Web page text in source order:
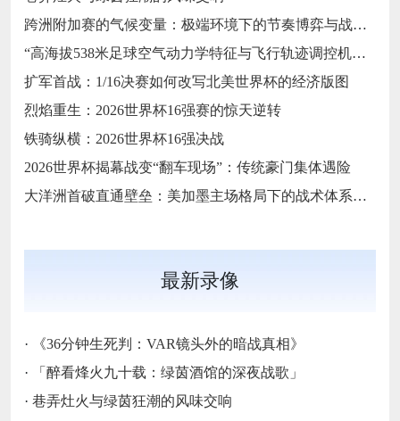
跨洲附加赛的气候变量：极端环境下的节奏博弈与战术自适应
“高海拔538米足球空气动力学特征与飞行轨迹调控机制——以2026世界杯BBVA球场为实证场景”
扩军首战：1/16决赛如何改写北美世界杯的经济版图
烈焰重生：2026世界杯16强赛的惊天逆转
铁骑纵横：2026世界杯16强决战
2026世界杯揭幕战变“翻车现场”：传统豪门集体遇险
大洋洲首破直通壁垒：美加墨主场格局下的战术体系重构
最新录像
·
《36分钟生死判：VAR镜头外的暗战真相》
·
「醉看烽火九十载：绿茵酒馆的深夜战歌」
· 巷弄灶火与绿茵狂潮的风味交响